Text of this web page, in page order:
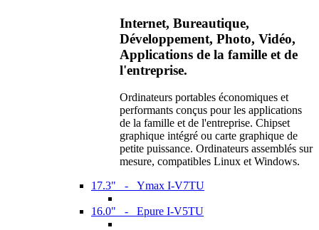
Internet, Bureautique,
Développement, Photo, Vidéo,
Applications de la famille et de
l'entreprise.
Ordinateurs portables économiques et
performants conçus pour les applications
de la famille et de l'entreprise. Chipset
graphique intégré ou carte graphique de
petite puissance. Ordinateurs assemblés sur
mesure, compatibles Linux et Windows.
17.3" - Ymax I-V7TU
16.0" - Epure I-V5TU